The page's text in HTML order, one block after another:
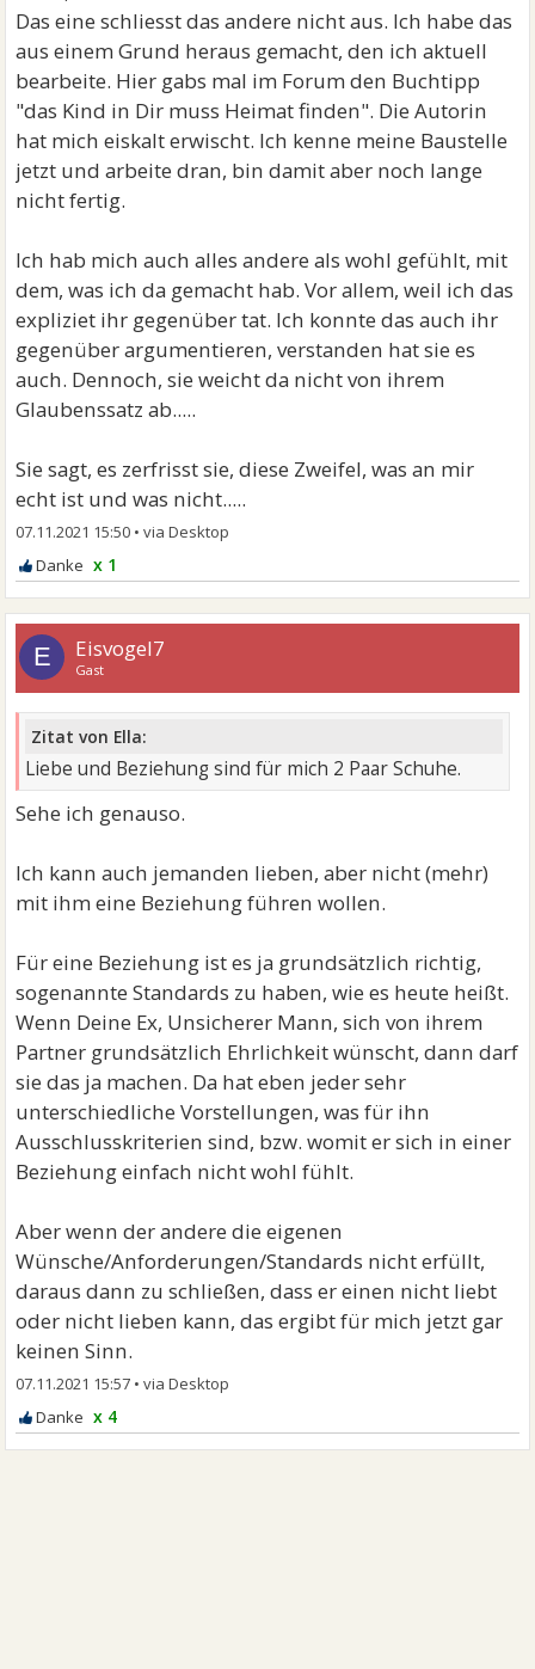
Das eine schliesst das andere nicht aus. Ich habe das
aus einem Grund heraus gemacht, den ich aktuell
bearbeite. Hier gabs mal im Forum den Buchtipp
"das Kind in Dir muss Heimat finden". Die Autorin
hat mich eiskalt erwischt. Ich kenne meine Baustelle
jetzt und arbeite dran, bin damit aber noch lange
nicht fertig.
Ich hab mich auch alles andere als wohl gefühlt, mit
dem, was ich da gemacht hab. Vor allem, weil ich das
expliziet ihr gegenüber tat. Ich konnte das auch ihr
gegenüber argumentieren, verstanden hat sie es
auch. Dennoch, sie weicht da nicht von ihrem
Glaubenssatz ab.....
Sie sagt, es zerfrisst sie, diese Zweifel, was an mir
echt ist und was nicht.....
07.11.2021 15:50 •
x 1
E Eisvogel7
Gast
Zitat von Ella:
Liebe und Beziehung sind für mich 2 Paar Schuhe.
Sehe ich genauso.
Ich kann auch jemanden lieben, aber nicht (mehr)
mit ihm eine Beziehung führen wollen.
Für eine Beziehung ist es ja grundsätzlich richtig,
sogenannte Standards zu haben, wie es heute heißt.
Wenn Deine Ex, Unsicherer Mann, sich von ihrem
Partner grundsätzlich Ehrlichkeit wünscht, dann darf
sie das ja machen. Da hat eben jeder sehr
unterschiedliche Vorstellungen, was für ihn
Ausschlusskriterien sind, bzw. womit er sich in einer
Beziehung einfach nicht wohl fühlt.
Aber wenn der andere die eigenen
Wünsche/Anforderungen/Standards nicht erfüllt,
daraus dann zu schließen, dass er einen nicht liebt
oder nicht lieben kann, das ergibt für mich jetzt gar
keinen Sinn.
07.11.2021 15:57 •
x 4